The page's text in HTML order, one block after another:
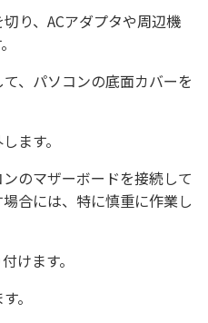
り、ACアダプタや周辺機
、パソコンの底面カバーを
ます。
のマザーボードを接続して
合には、特に慎重に作業し
けます。
。